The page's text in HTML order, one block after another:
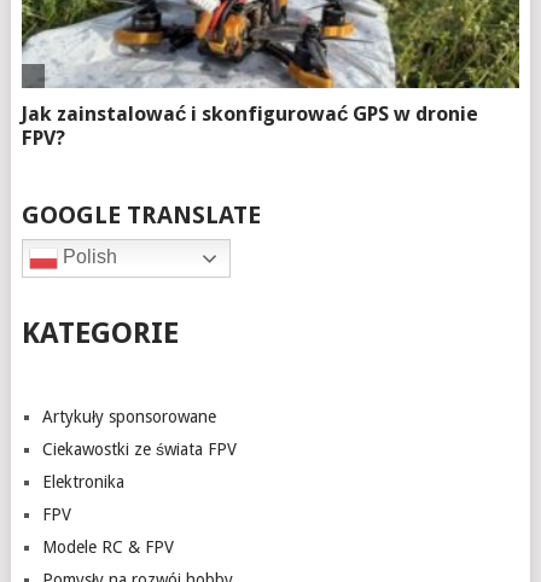
GOOGLE TRANSLATE
Polish
KATEGORIE
Artykuły sponsorowane
Ciekawostki ze świata FPV
Elektronika
FPV
Modele RC & FPV